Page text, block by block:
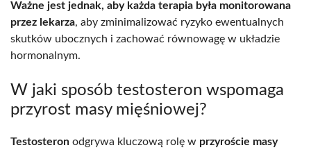
Ważne jest jednak, aby każda terapia była monitorowana
przez lekarza, aby zminimalizować ryzyko ewentualnych
skutków ubocznych i zachować równowagę w układzie
hormonalnym.
W jaki sposób testosteron wspomaga
przyrost masy mięśniowej?
Testosteron odgrywa kluczową rolę w przyroście masy